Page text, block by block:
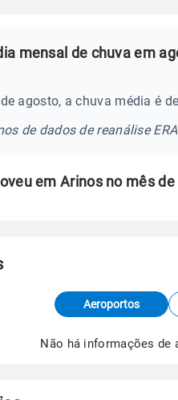
mensal de chuva em
agosto, a chuva média é
de dados de reanálise
em Arinos no mês
Estudos Climáticos (CPTEC).
Aeroportos
Não há informações de